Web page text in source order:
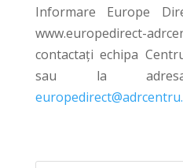
Informare Europe
www.europedirect-
contactaţi echipa
sau la